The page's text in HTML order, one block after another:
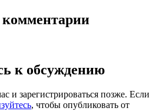
к обсуждению
и зарегистрироваться позже. Если
, чтобы опубликовать от